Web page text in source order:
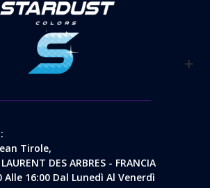
Tirole,
DES ARBRES - FRANCIA
Alle 16:00 Dal Lunedì Al Venerdì